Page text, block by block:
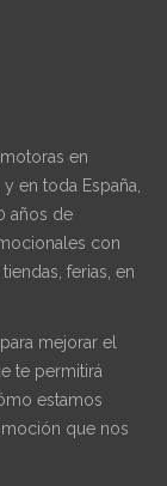
en
en toda España,
años de
con
ferias, en
mejorar el
te permitirá
estamos
que nos